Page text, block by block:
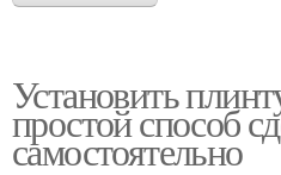
Установить
простой способ
самостоятельно